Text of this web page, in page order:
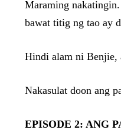
Maraming
bawat titig ng tao ay
Hindi alam ni Benjie,
Nakasulat doon ang
EPISODE 2: ANG